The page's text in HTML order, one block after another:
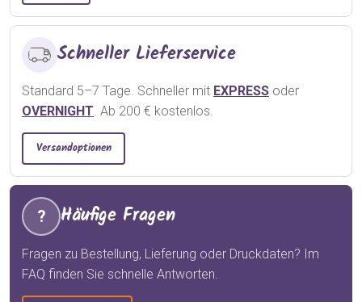
Schneller Lieferservice
Standard 5–7 Tage. Schneller mit EXPRESS oder
OVERNIGHT. Ab 200 € kostenlos.
Versandoptionen
? Häufige Fragen
Fragen zu Bestellung, Lieferung oder Druckdaten? Im
FAQ finden Sie schnelle Antworten.